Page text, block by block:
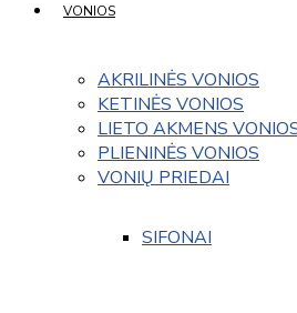
VONIOS
AKRILINĖS VONIOS
KETINĖS VONIOS
LIETO AKMENS
PLIENINĖS VONIOS
VONIŲ PRIEDAI
SIFONAI